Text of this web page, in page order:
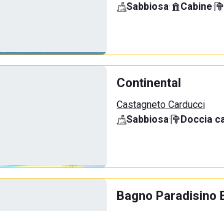
Sabbiosa· Cabine·
Continental
Castagneto Carducci
Sabbiosa· Doccia
Bagno Paradisino